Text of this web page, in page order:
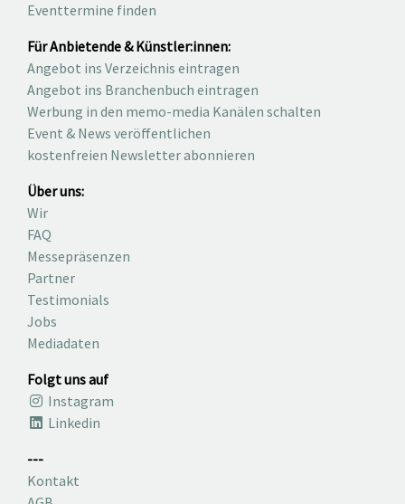
Eventtermine finden
Für Anbietende & Künstler:innen:
Angebot ins Verzeichnis eintragen
Angebot ins Branchenbuch eintragen
Werbung in den memo-media Kanälen schalten
Event & News veröffentlichen
kostenfreien Newsletter abonnieren
Über uns:
Wir
FAQ
Messepräsenzen
Partner
Testimonials
Jobs
Mediadaten
Folgt uns auf
Instagram
Linkedin
---
Kontakt